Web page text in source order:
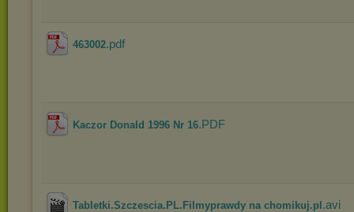
463002.pdf
Kaczor Donald 1996 Nr 16.PDF
Tabletki.Szczescia.PL.Filmyprawdy na chomikuj.pl .avi